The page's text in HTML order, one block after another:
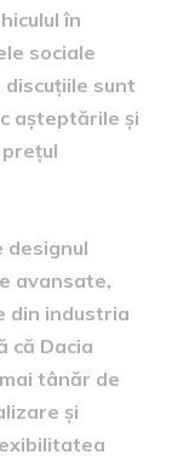
în
sociale
sunt
așteptările și
designul
avansate,
din industria
că Dacia
tânăr de
și